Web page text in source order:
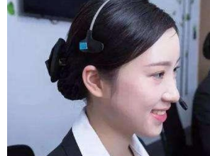
话24人工客服热线 博世空调总部
方式：(1)400-1865-909（点击咨
5-909（点击咨询） 博世空调400
(1)400-1865-909（点击咨询）（
（点击咨询...
扫描二维码继续阅读